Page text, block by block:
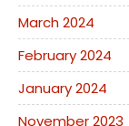
March 2024
February 2024
January 2024
November 2023